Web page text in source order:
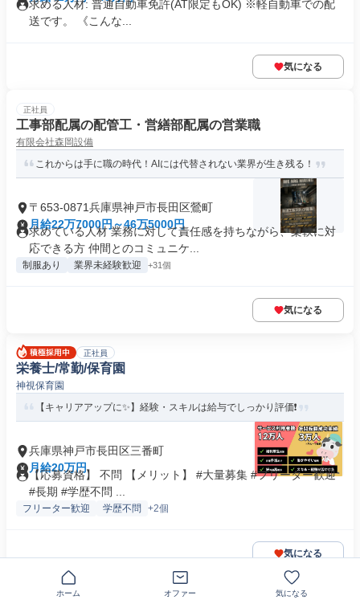
求める人材: 普通自動車免許(AT限定もOK) ※軽自動車での配
送です。 《こんな...
気になる
正社員
工事部配属の配管工・営繕部配属の営業職
有限会社森岡設備
これからは手に職の時代！AIには代替されない業界が生き残る！
〒653-0871兵庫県神戸市長田区鶯町
月給22万7000円～46万5000円
求めている人材 業務に対して責任感を持ちながら、柔軟に対
応できる方 仲間とのコミュニケ...
制服あり 業界未経験歓迎 +31個
気になる
正社員
栄養士/常勤/保育園
神視保育園
【キャリアアップに✨】経験・スキルは給与でしっかり評価❗️
兵庫県神戸市長田区三番町
月給20万円
【応募資格】 不問 【メリット】 #大量募集 #フリーター歓迎
#長期 #学歴不問 ...
フリーター歓迎 学歴不問 +2個
気になる
ホーム オファー 気になる